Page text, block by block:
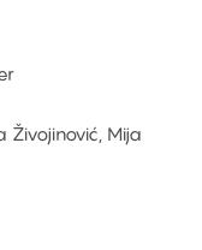
Živojinović, Mija